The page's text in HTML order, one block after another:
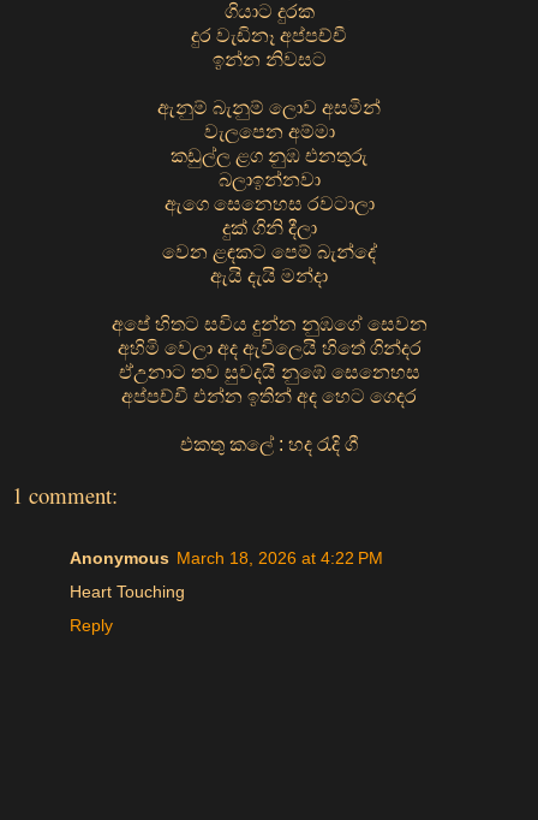
ගියාට දුරක
දුර වැඩිනෑ අප්පච්චී
ඉන්න නිවසට
ඇනුම් බැනුම් ලොව අසමින්
වැලපෙන අම්මා
කඩුල්ල ළග නුඹ එනතුරු
බලාඉන්නවා
ඇගෙ සෙනෙහස රවටාලා
දුක් ගිනි දීලා
වෙන ළඳකට පෙම් බැන්දේ
ඇයි දැයි මන්දා
අපේ හිතට සවිය දුන්න නුඹගේ සෙවන
අහිමි වෙලා අද ඇවිලෙයි හිතේ ගින්දර
ඒඋනාට තව සුවදයි නුඹේ සෙනෙහස
අප්පච්චී එන්න ඉතින් අද හෙට ගෙදර
එකතු කලේ : හද රැදි ගී
1 comment:
Anonymous March 18, 2026 at 4:22 PM
Heart Touching
Reply